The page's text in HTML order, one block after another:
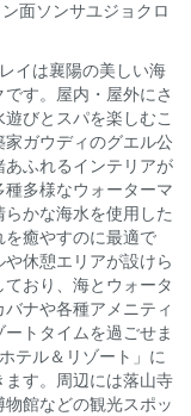
面ソンサユジョクロ
イは襄陽の美しい海
す。屋内・屋外にさ
びとスパを楽しむこ
ガウディのグエル公
ふれるインテリアが
多様なウォーターマ
かな海水を使用した
癒やすのに最適で
休憩エリアが設けら
おり、海とウォータ
ナや各種アメニティ
トタイムを過ごせま
テル＆リゾート」に
す。周辺には落山寺
館などの観光スポッ